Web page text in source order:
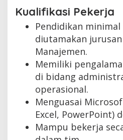
Kualifikasi Pekerja
Pendidikan
diutamakan
Manajemen.
Memiliki
di bidang
operasional.
Menguasai
Excel, PowerPoint)
Mampu bekerja